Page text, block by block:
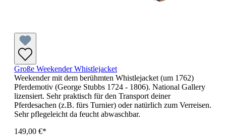
Große Weekender Whistlejacket
Weekender mit dem berühmten Whistlejacket (um 1762)
Pferdemotiv (George Stubbs 1724 - 1806). National Gallery
lizensiert. Sehr praktisch für den Transport deiner
Pferdesachen (z.B. fürs Turnier) oder natürlich zum Verreisen.
Sehr pflegeleicht da feucht abwaschbar.
149,00 €*